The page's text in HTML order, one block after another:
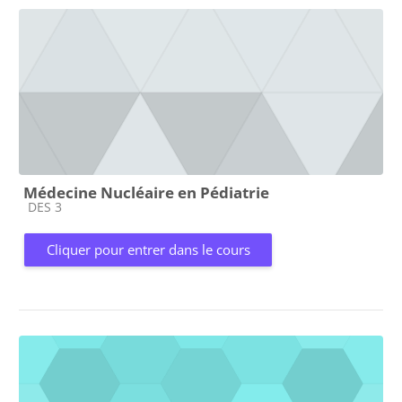
Médecine Nucléaire en Pédiatrie
Catégorie de cours
DES 3
Cliquer pour entrer dans le cours